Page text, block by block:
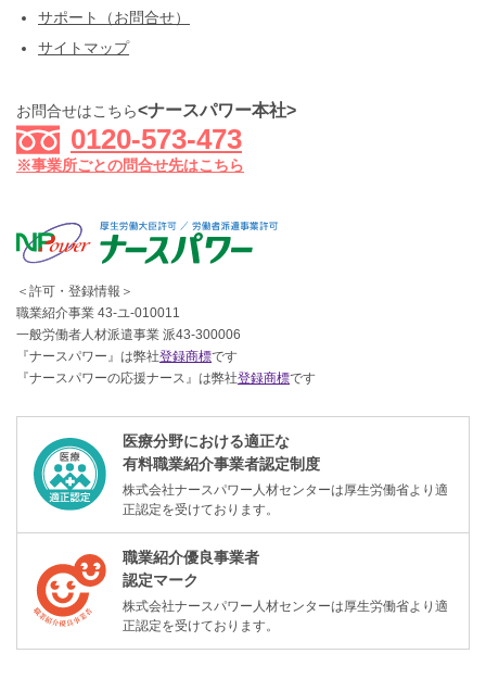
サポート（お問合せ）
サイトマップ
お問合せはこちら<ナースパワー本社>
0120-573-473
※事業所ごとの問合せ先はこちら
＜許可・登録情報＞
職業紹介事業 43-ユ-010011
一般労働者人材派遣事業 派43-300006
『ナースパワー』は弊社登録商標です
『ナースパワーの応援ナース』は弊社登録商標です
医療分野における適正な
有料職業紹介事業者認定制度
株式会社ナースパワー人材センターは厚生労働省より適
正認定を受けております。
職業紹介優良事業者
認定マーク
株式会社ナースパワー人材センターは厚生労働省より適
正認定を受けております。